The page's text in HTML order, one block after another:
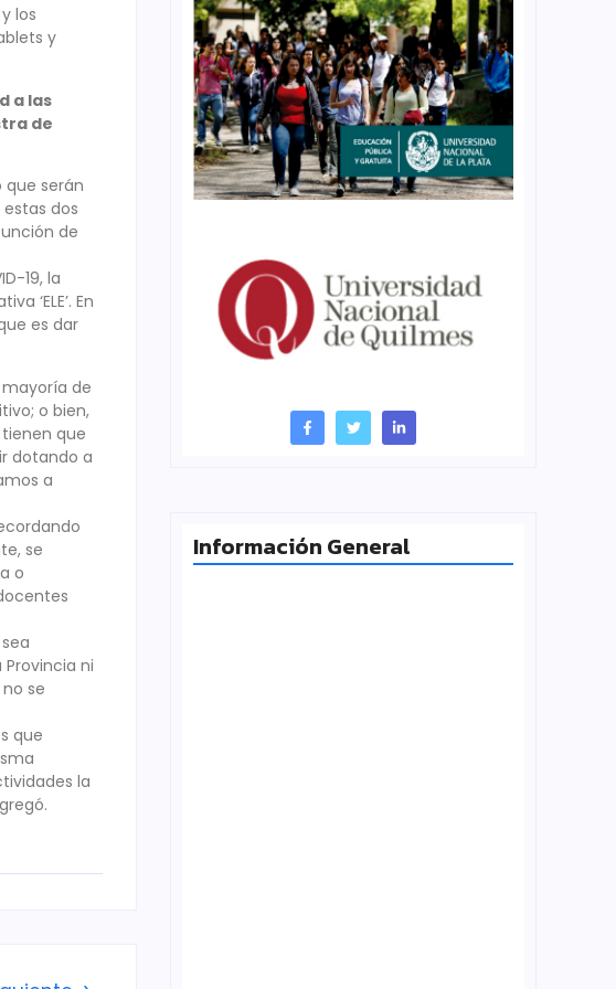
los
y
a las
de
que serán
dos
de
19, la
‘ELE’. En
es dar
de
o bien,
que
dotando a
a
se
o
ni
se
que
la
Información General